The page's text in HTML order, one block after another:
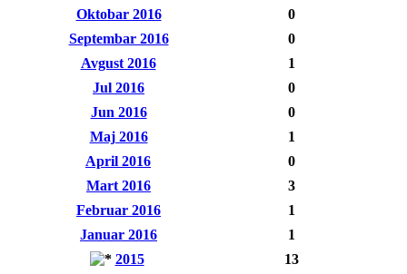
Oktobar 2016
0
Septembar 2016
0
Avgust 2016
1
Jul 2016
0
Jun 2016
0
Maj 2016
1
April 2016
0
Mart 2016
3
Februar 2016
1
Januar 2016
1
2015
13